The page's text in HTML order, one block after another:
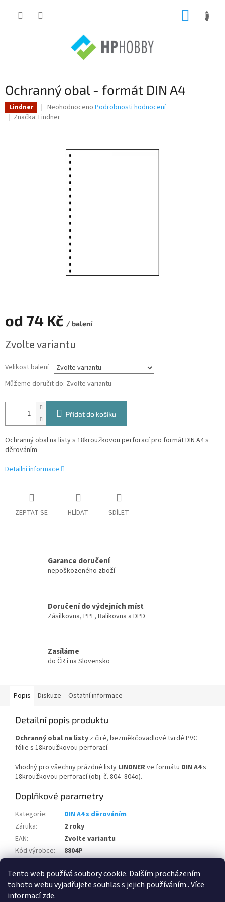
Tento web používá soubory cookie. Dalším procházením
tohoto webu vyjadřujete souhlas s jejich používáním.. Více
informacízde.
Ochranný obal - formát DIN A4
Lindner
Průměrné
hodnocení
hvězdiček.
Neohodnoceno Podrobnosti hodnocení
Značka: Lindner
od 74 Kč / balení
cena:
Zvolte variantu
Velikost balení
Můžeme doručit do: Zvolte variantu
Přidat do košíku
Ochranný obal na listy s 18kroužkovou perforací pro formát DIN A4 s
děrováním
Detailní informace
ZEPTAT SE HLÍDAT SDÍLET
Garance doručení
nepoškozeného zboží
Doručení do výdejních míst
Zásilkovna, PPL, Balíkovna a DPD
Zasíláme
do ČR i na Slovensko
Popis Diskuze Ostatní informace
Detailní popis produktu
Ochranný obal na listy z čiré, bezměkčovadlové tvrdé PVC
fólie s 18kroužkovou perforací.
Vhodný pro všechny prázdné listy LINDNERve formátu DIN A4s
18kroužkovou perforací (obj. č. 804–804o).
Doplňkové parametry
Kategorie:
DIN A4 s děrováním
Záruka:
2 roky
EAN:
Zvolte variantu
Kód výrobce:
8804P
Počet v balení: 10 ks